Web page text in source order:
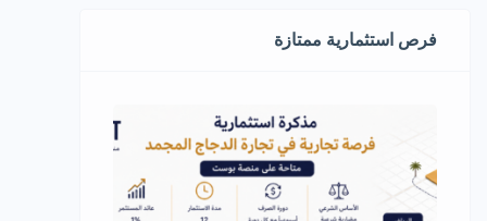
فرص استثمارية ممتازة